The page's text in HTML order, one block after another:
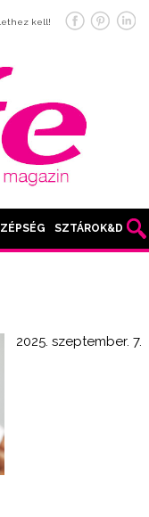
kell!
SZTÁROK&DIVAT
2025. szeptember. 7.